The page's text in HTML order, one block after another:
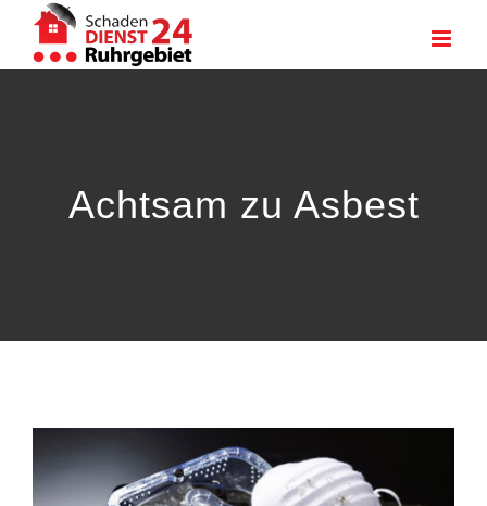
Inhalt
Achtsam zu Asbest